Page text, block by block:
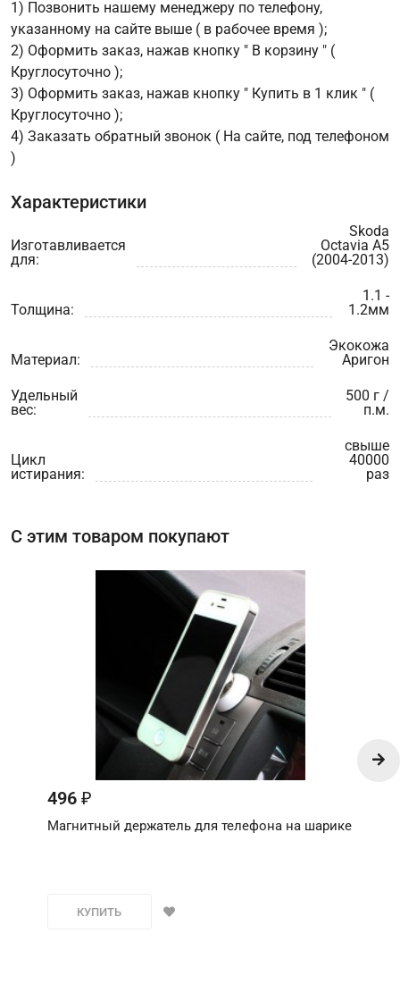
1) Позвонить нашему менеджеру по телефону,
указанному на сайте выше ( в рабочее время );
2) Оформить заказ, нажав кнопку " В корзину " (
Круглосуточно );
3) Оформить заказ, нажав кнопку " Купить в 1 клик " (
Круглосуточно );
4) Заказать обратный звонок ( На сайте, под телефоном
)
Характеристики
Изготавливается
для:
Skoda
Octavia A5
(2004-2013)
Толщина:
1.1 -
1.2мм
Материал:
Экокожа
Аригон
Удельный
вес:
500 г /
п.м.
Цикл
истирания:
свыше
40000
раз
С этим товаром покупают
496 ₽
Магнитный держатель для телефона на шарике
КУПИТЬ